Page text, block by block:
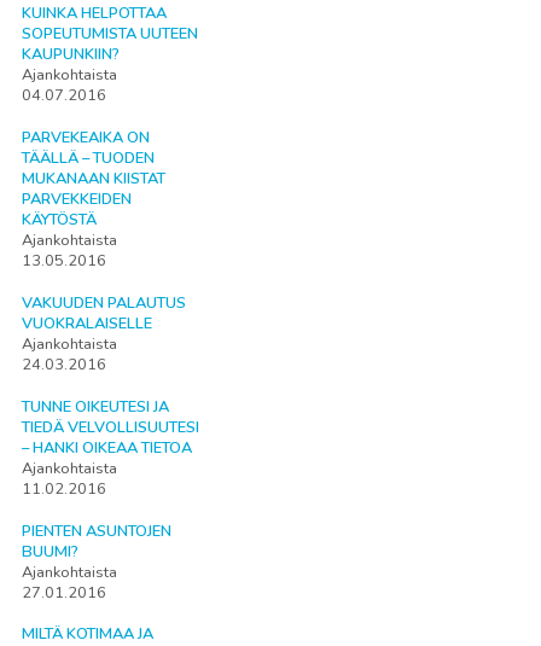
KUINKA HELPOTTAA
SOPEUTUMISTA UUTEEN
KAUPUNKIIN?
Ajankohtaista
04.07.2016
PARVEKEAIKA ON
TÄÄLLÄ – TUODEN
MUKANAAN KIISTAT
PARVEKKEIDEN
KÄYTÖSTÄ
Ajankohtaista
13.05.2016
VAKUUDEN PALAUTUS
VUOKRALAISELLE
Ajankohtaista
24.03.2016
TUNNE OIKEUTESI JA
TIEDÄ VELVOLLISUUTESI
– HANKI OIKEAA TIETOA
Ajankohtaista
11.02.2016
PIENTEN ASUNTOJEN
BUUMI?
Ajankohtaista
27.01.2016
MILTÄ KOTIMAA JA